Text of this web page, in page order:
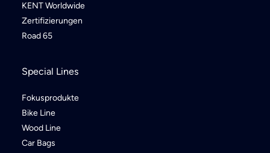
KENT Worldwide
Zertifizierungen
Road 65
Special Lines
Fokusprodukte
Bike Line
Wood Line
Car Bags